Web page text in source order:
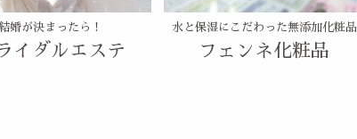
婚が決まったら！
イダルエステ
水と保湿にこだわった無添加化粧品
フェンネ化粧品